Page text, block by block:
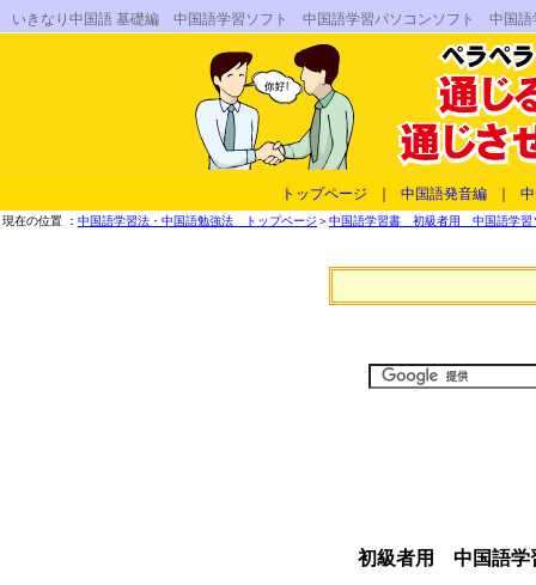
いきなり中国語 基礎編 中国語学習ソフト 中国語学習パソコンソフト 中
トップページ 中国語発音編
現在の位置 ： 中国語学習法・中国語勉強法 トップページ ＞中国語学習書 初級者用 中国語学習
初級者用 中国語学